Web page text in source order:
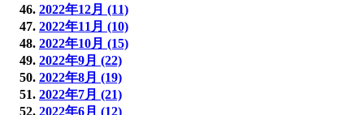
2022年12月 (11)
2022年11月 (10)
2022年10月 (15)
2022年9月 (22)
2022年8月 (19)
2022年7月 (21)
2022年6月 (12)